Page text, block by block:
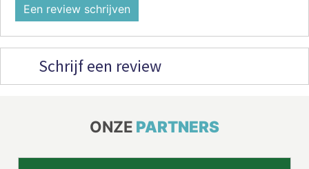
Een review schrijven
Schrijf een review
ONZE PARTNERS